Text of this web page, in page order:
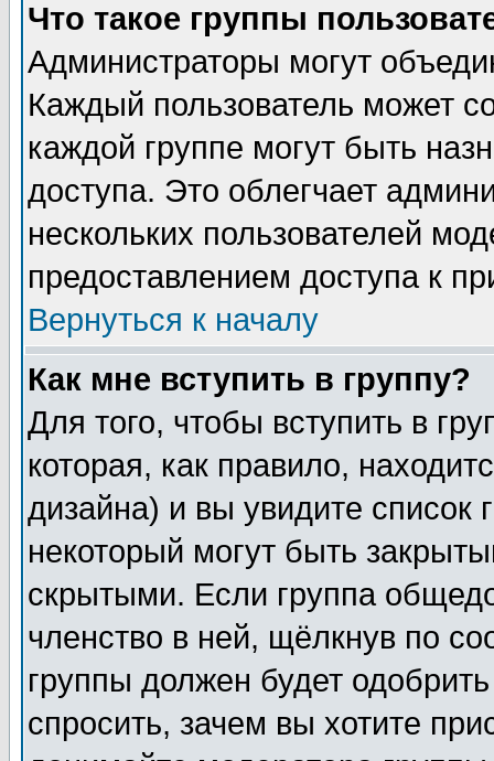
Что такое группы
Администраторы могут
Каждый пользователь может
каждой группе могут быть
доступа. Это облегчает
нескольких пользователей
предоставлением доступа к
Вернуться к началу
Как мне вступить в группу?
Для того, чтобы вступить в
которая, как правило,
дизайна) и вы увидите список
некоторый могут быть
скрытыми. Если группа
членство в ней, щёлкнув по
группы должен будет
спросить, зачем вы хотите